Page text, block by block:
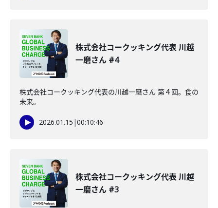
株式会社コークッキング代表 川越
一磨さん #4
株式会社コークッキング代表の川越一磨さん 第４回。食の
未来。
2026.01.15 |00:10:46
株式会社コークッキング代表 川越
一磨さん #3